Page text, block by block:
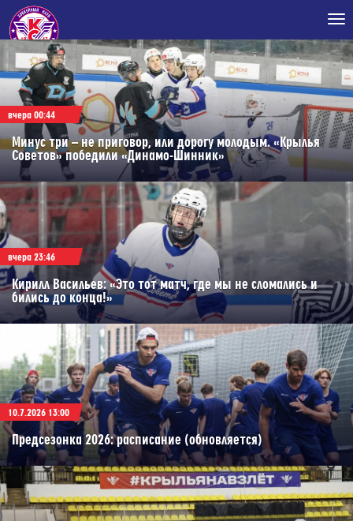
вчера 00:44
Минус три – не приговор, или дорогу молодым. «Крылья
Советов» победили «Динамо-Шинник»
вчера 23:46
Кирилл Васильев: «Это тот матч, где мы не сломались и
бились до конца!»
10.7.2026 13:00
Предсезонка 2026: расписание (обновляется)